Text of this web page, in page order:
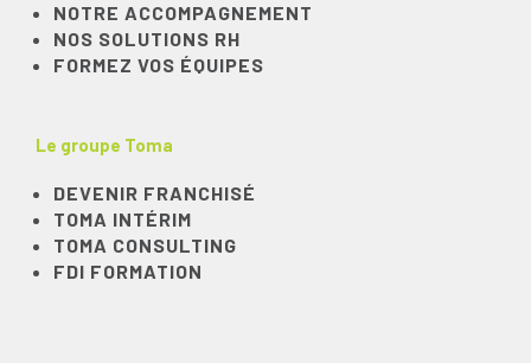
NOTRE ACCOMPAGNEMENT
NOS SOLUTIONS RH
FORMEZ VOS ÉQUIPES
Le groupe Toma
DEVENIR FRANCHISÉ
TOMA INTÉRIM
TOMA CONSULTING
FDI FORMATION